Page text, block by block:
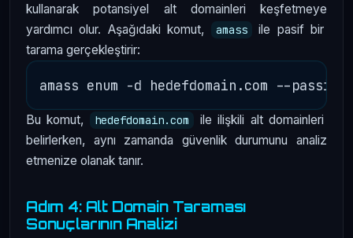
kullanarak potansiyel alt domainleri keşfetmeye
yardımcı olur. Aşağıdaki komut,
amass
ile pasif bir
tarama gerçekleştirir:
Bu komut, hedefdomain.com
ile ilişkili alt domainleri
belirlerken, aynı zamanda güvenlik durumunu analiz
etmenize olanak tanır.
Adım 4: Alt Domain Taraması
Sonuçlarının Analizi